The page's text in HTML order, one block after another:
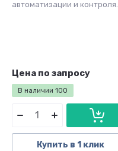
автоматизации и контроля.
В наличии 100
Цена по запросу
Купить в 1 клик